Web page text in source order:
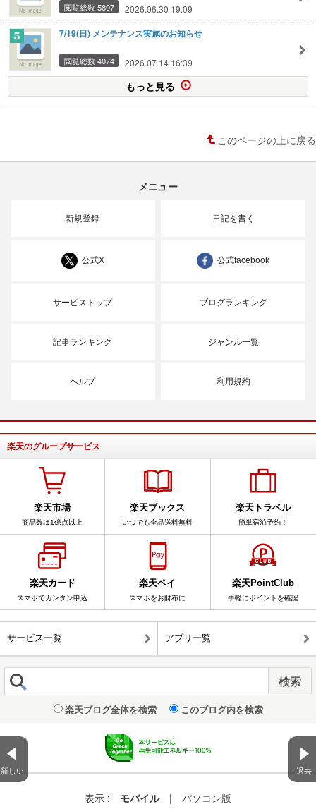
新しい 過去
閲覧総数 5897 2026.06.30 19:09
7/19(日) メンテナンス実施のお知らせ
閲覧総数 4074 2026.07.14 16:39
もっと見る
このページの上に戻る
メニュー
新規登録 日記を書く
公式X 公式facebook
サービストップ ブログランキング
記事ランキング ジャンル一覧
ヘルプ 利用規約
楽天のグループサービス
楽天市場
商品数は1億点以上
楽天ブックス
いつでも全品送料無料
楽天トラベル
簡単宿泊予約！
楽天カード
スマホでカンタン申込
楽天ペイ
スマホをお財布に
楽天PointClub
手軽にポイントを確認
サービス一覧 アプリ一覧
楽天ブログ全体を検索 このブログ内を検索
表示 : モバイル | パソコン版